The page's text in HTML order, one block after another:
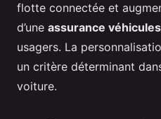
flotte connectée et
d’une assurance
usagers. La
un critère déterminant
voiture.